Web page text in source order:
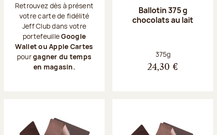
Retrouvez dès à présent
votre carte de fidélité
Jeff Club dans votre
portefeuilleGoogle
Wallet ou Apple Cartes
pourgagner du temps
en magasin.
Ballotin 375 g
chocolats au lait
Poids net :
375g
24,30 €